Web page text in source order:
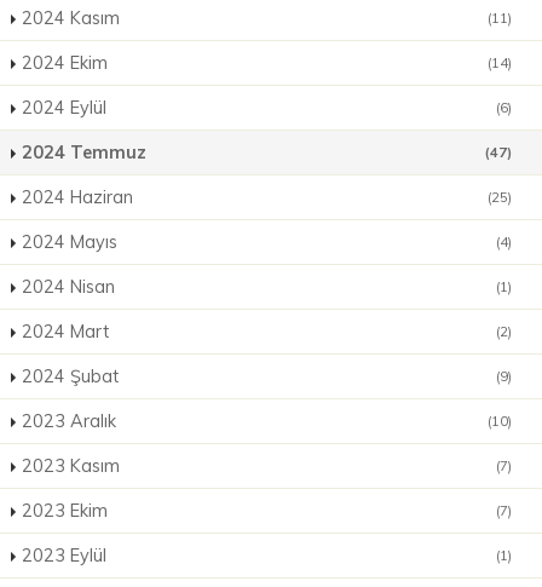
2024 Kasım (11)
2024 Ekim (14)
2024 Eylül (6)
2024 Temmuz (47)
2024 Haziran (25)
2024 Mayıs (4)
2024 Nisan (1)
2024 Mart (2)
2024 Şubat (9)
2023 Aralık (10)
2023 Kasım (7)
2023 Ekim (7)
2023 Eylül (1)